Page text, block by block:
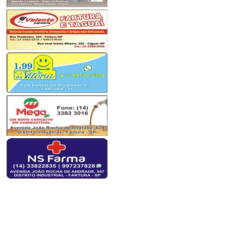
alcançá-lo. Só é digno da
sabedoria quem usa as lágrimas
para irrigá-la. Os frágeis usam a
força; os fortes, a inteligência.
Seja um sonhador, mas una
seus sonhos com disciplina,
Pois sonhos sem disciplina
produzem pessoas frustradas.
Seja um debatedor de ideia...
renata - fartura sp/são paulo
26/09/2019 - 11:56
-----------------------
O programa No Caminho da
Providencia foi maravilhoso.
Parabéns...
Regina - Juiz de Fora/MG
23/09/2019 - 15:58
-----------------------
Oiê irmá Cida!!! Estou aprendendo muito com o seu programa. Estou
período de METANÓIA (Conversão). É o momento propício!